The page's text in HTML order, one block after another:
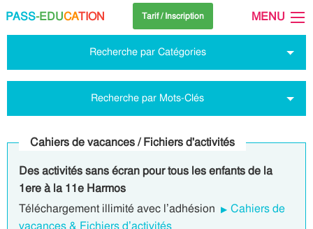
PASS-EDUCATION Tarif / Inscription MENU
Recherche par Catégories
Recherche par Mots-Clés
Cahiers de vacances / Fichiers d'activités
Des activités sans écran pour tous les enfants de la
1ere à la 11e Harmos
Téléchargement illimité avec l’adhésion
Cahiers de
vacances & Fichiers d’activités